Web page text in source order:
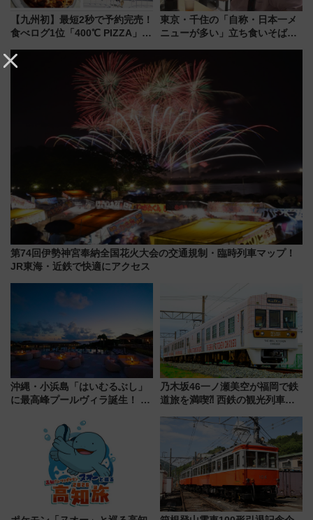
【九州初】最短2秒で予約完売！
食べログ1位「400℃ PIZZA」が
プン。もつ鍋風など限定メニュ
東京・千住の「自称・日本一メ
ニューが多い」立ち食いそば屋
地のふらっと立ち食いそば』
7/27夜10時～放送
第74回伊勢神宮奉納全国花火大会の交通規制・臨時列車マップ！
JR東海・近鉄で快適にアクセス
沖縄・小浜島「はいむるぶし」
に最高峰プールヴィラ誕生！ 石
美旅「何もしない贅沢」を体験
してみない？
乃木坂46一ノ瀬美空が福岡で鉄
道旅を満喫⁈ 西鉄の観光列車
CHIKUGO」で巡る福岡･太宰
府･柳川の旅！YouTubeが公開
に